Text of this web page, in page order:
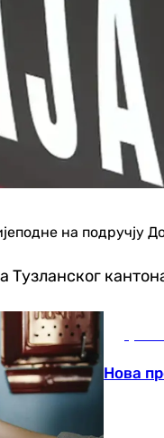
на подручју
Нова